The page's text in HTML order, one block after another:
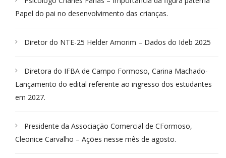
Papel do pai no desenvolvimento das crianças.
Diretor do NTE-25 Helder Amorim – Dados do Ideb 2025
Diretora do IFBA de Campo Formoso, Carina Machado-
Lançamento do edital referente ao ingresso dos estudantes
em 2027.
Presidente da Associação Comercial de CFormoso,
Cleonice Carvalho – Ações nesse mês de agosto.